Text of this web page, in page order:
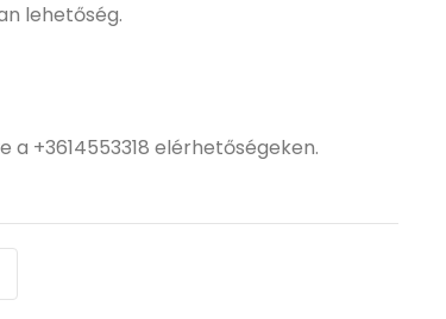
lehetőség.
+3614553318 elérhetőségeken.